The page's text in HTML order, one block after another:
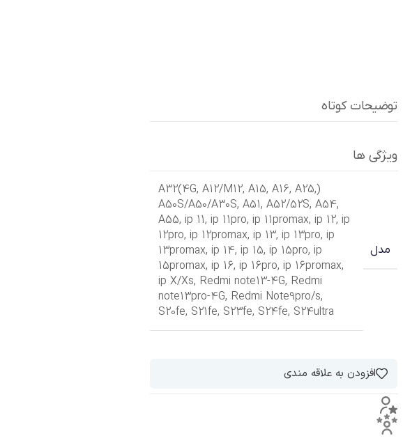
تومان
انتخاب گزینه ها
ای
توضیحات کوتاه
ویژگی ها
مدل
(A32(4G
,A12/M12,A15,A16,A25,
A50S/A50/A30S,A51,A52/52S,A54,
A55, ip 11, ip 11pro, ip 11promax, ip 12, ip
12pro, ip 12promax, ip 13, ip 13pro, ip
13promax, ip 14, ip 15, ip 15pro, ip
15promax, ip 16, ip 16pro, ip 16promax,
ip X/Xs, Redmi note13-4G, Redmi
note13pro-4G, Redmi Note9pro/s,
S20fe, S21fe, S23fe, S24fe, S24ultra
افزودن به علاقه مندی